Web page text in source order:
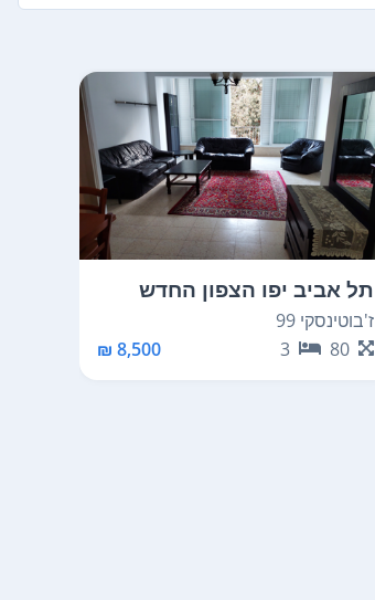
תל אביב יפו הצפון החדש
סביבת ככר המדינה
ז'בוטינסקי 99
80
3
8,500 ₪